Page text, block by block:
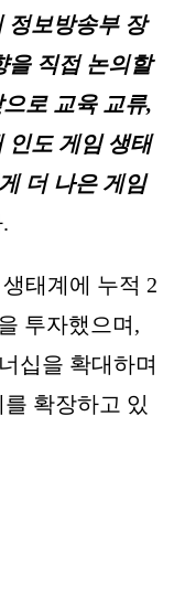
정보방송부 장
을 직접 논의할
으로 교육 교류,
인도 게임 생태
더 나은 게임
태계에 누적 2
투자했으며,
십을 확대하며
확장하고 있